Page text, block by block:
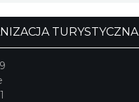
TURYSTYCZNA